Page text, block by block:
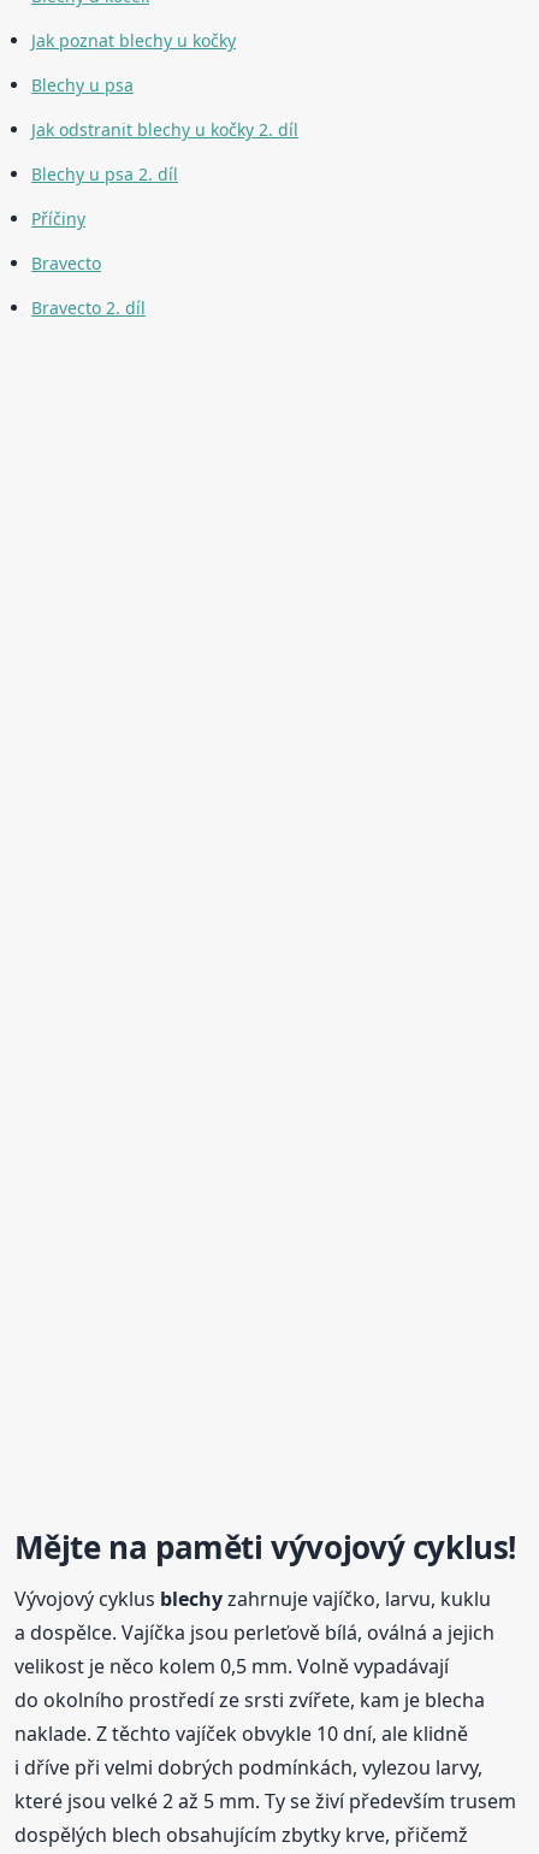
Jak poznat blechy u kočky
Blechy u psa
Jak odstranit blechy u kočky 2. díl
Blechy u psa 2. díl
Příčiny
Bravecto
Bravecto 2. díl
Mějte na paměti vývojový cyklus!
Vývojový cyklus blechyzahrnuje vajíčko, larvu, kuklu
a dospělce. Vajíčka jsou perleťově bílá, oválná a jejich
velikost je něco kolem 0,5 mm. Volně vypadávají
do okolního prostředí ze srsti zvířete, kam je blecha
naklade. Z těchto vajíček obvykle 10 dní, ale klidně
i dříve při velmi dobrých podmínkách, vylezou larvy,
které jsou velké 2 až 5 mm. Ty se živí především trusem
dospělých blech obsahujícím zbytky krve, přičemž